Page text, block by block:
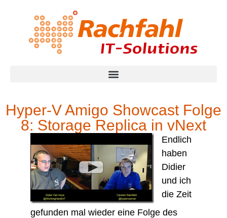
Hyper-V Amigo Showcast Folge
8: Storage Replica in vNext
Endlich
haben
Didier
und ich
die Zeit
gefunden mal wieder eine Folge des